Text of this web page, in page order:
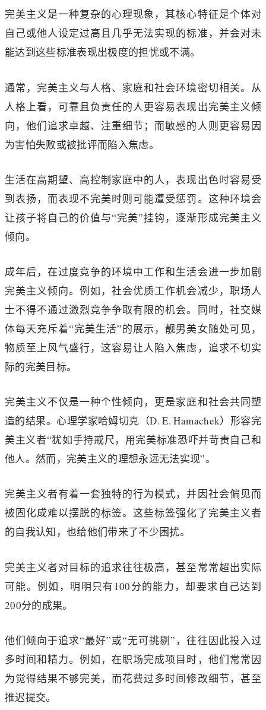
完美主义是一种复杂的心理现象，其核心特征是个体对
自己或他人设定过高且几乎无法实现的标准，并会对未
能达到这些标准表现出极度的担忧或不满。
通常，完美主义与人格、家庭和社会环境密切相关。从
人格上看，可靠且负责任的人更容易表现出完美主义倾
向，他们追求卓越、注重细节；而敏感的人则更容易因
为害怕失败或被批评而陷入焦虑。
生活在高期望、高控制家庭中的人，表现出色时容易受
到表扬，而表现不完美时则可能遭受惩罚。这种环境会
让孩子将自己的价值与“完美”挂钩，逐渐形成完美主义
倾向。
成年后，在过度竞争的环境中工作和生活会进一步加剧
完美主义倾向。例如，社会优质工作机会减少，职场人
士不得不通过激烈竞争争取有限的机会。同时，社交媒
体每天充斥着“完美生活”的展示，靓男美女随处可见，
物质至上风气盛行，这容易让人陷入焦虑，追求不切实
际的完美目标。
完美主义不仅是一种个性倾向，更是家庭和社会共同塑
造的结果。心理学家哈姆切克（D. E. Hamachek）形容完
美主义者“犹如手持戒尺，用完美标准恐吓并苛责自己和
他人。然而，完美主义的理想永远无法实现”。
完美主义者有着一套独特的行为模式，并因社会偏见而
被固化成难以摆脱的标签。这些标签强化了完美主义者
的自我认知，也给他们带来了不少困扰。
完美主义者对目标的追求往往极高，甚至常常超出实际
可能。例如，明明只有100分的能力，却要求自己达到
200分的成果。
他们倾向于追求“最好”或“无可挑剔”，往往因此投入过
多时间和精力。例如，在职场完成项目时，他们常常因
为觉得结果不够完美，而花费过多时间修改细节，甚至
推迟提交。